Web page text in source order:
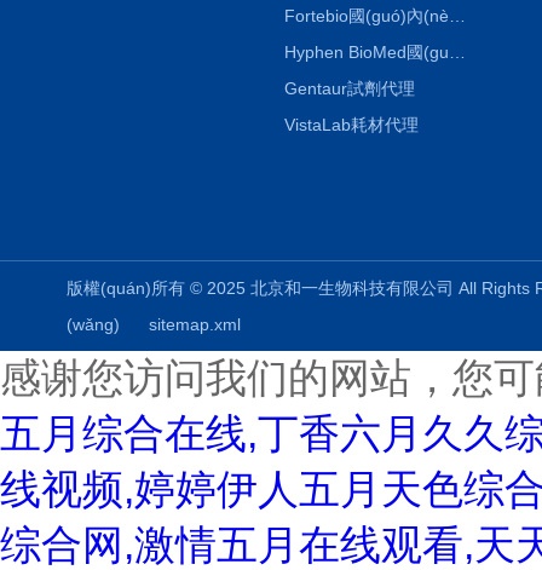
Gentaur試劑代理
VistaLab耗材代理
版權(quán)所有 © 2025 北京和一生物科技有限公司 All
(wǎng)
sitemap.xml
感谢您访问我们的网站，您
五月综合在线,丁香六月久久
线视频,婷婷伊人五月天色综
综合网,激情五月在线观看,天